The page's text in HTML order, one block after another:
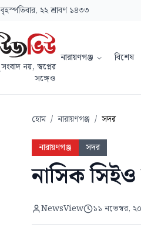
২২ শ্রাবণ ১৪৩৩
নয়, স্বপ্নের
সঙ্গেও
নারায়ণগঞ্জ বিশেষ
হোম / নারায়ণগঞ্জ / সদর
নারায়ণগঞ্জ সদর
নাসিক
NewsView ১১ নভেম্বর,